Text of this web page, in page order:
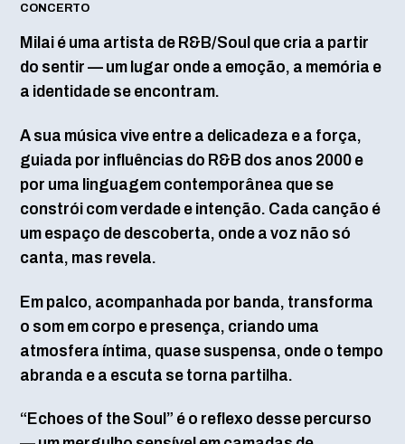
CONCERTO
Milai é uma artista de R&B/Soul que cria a partir
do sentir — um lugar onde a emoção, a memória e
a identidade se encontram.
A sua música vive entre a delicadeza e a força,
guiada por influências do R&B dos anos 2000 e
por uma linguagem contemporânea que se
constrói com verdade e intenção. Cada canção é
um espaço de descoberta, onde a voz não só
canta, mas revela.
Em palco, acompanhada por banda, transforma
o som em corpo e presença, criando uma
atmosfera íntima, quase suspensa, onde o tempo
abranda e a escuta se torna partilha.
“Echoes of the Soul” é o reflexo desse percurso